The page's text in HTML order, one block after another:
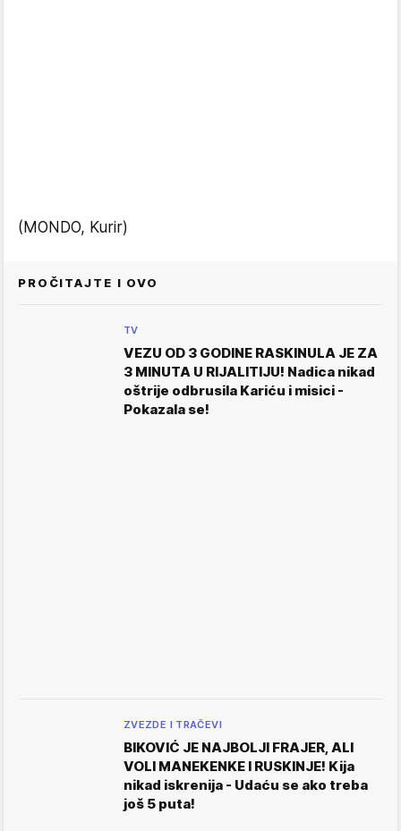
(MONDO, Kurir)
PROČITAJTE I OVO
TV
VEZU OD 3 GODINE RASKINULA JE ZA
3 MINUTA U RIJALITIJU! Nadica nikad
oštrije odbrusila Kariću i misici -
Pokazala se!
ZVEZDE I TRAČEVI
BIKOVIĆ JE NAJBOLJI FRAJER, ALI
VOLI MANEKENKE I RUSKINJE! Kija
nikad iskrenija - Udaću se ako treba
još 5 puta!